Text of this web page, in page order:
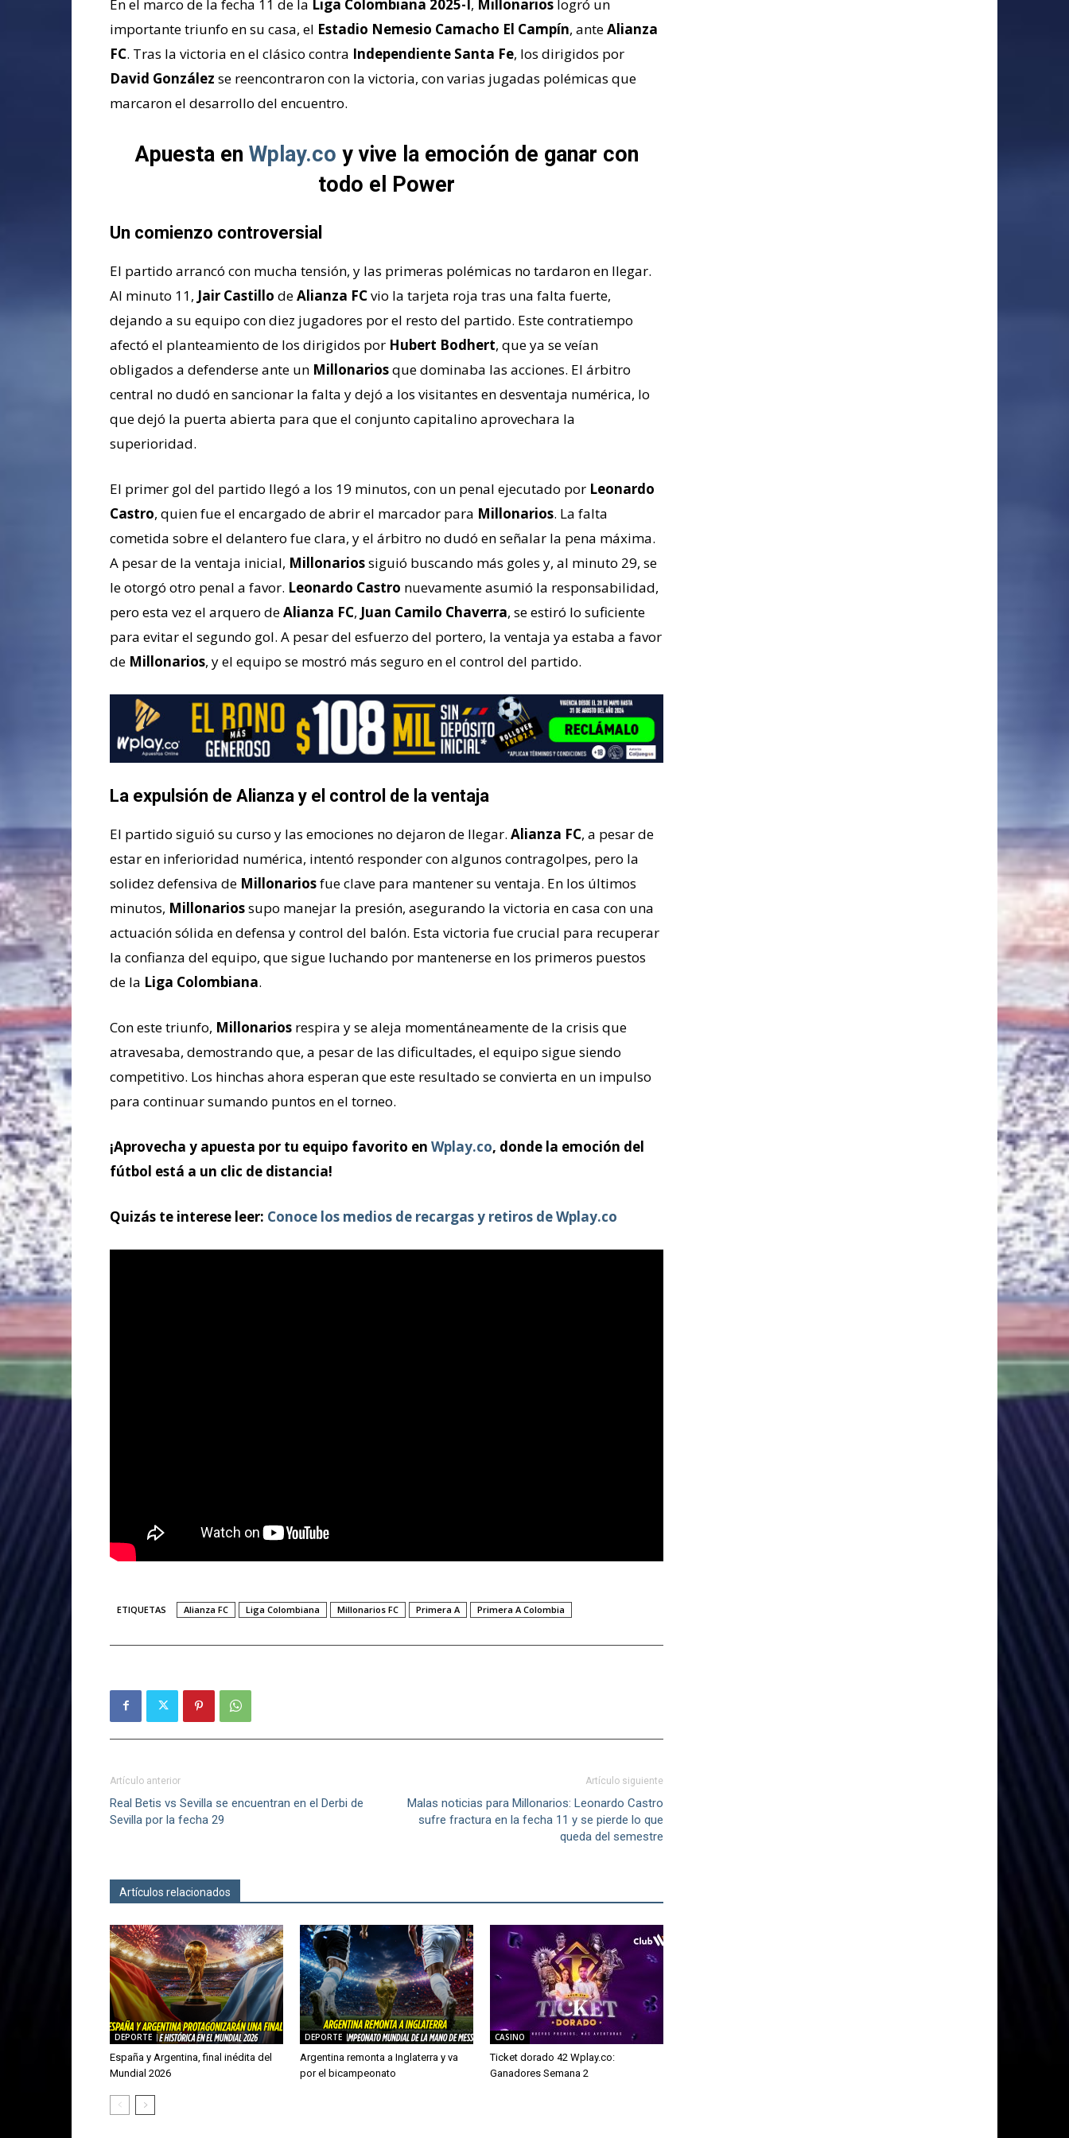
En el marco de la fecha 11 de la Liga Colombiana 2025-I , Millonarios logró un
importante triunfo en su casa, el Estadio Nemesio Camacho El Campín, anteAlianza
FC. Tras la victoria en el clásico contra Independiente Santa Fe, los dirigidos por
David González se reencontraron con la victoria, con varias jugadas polémicas que
marcaron el desarrollo del encuentro.
Apuesta en Wplay.co y vive la emoción de ganar con
todo el Power
Un comienzo controversial
El partido arrancó con mucha tensión, y las primeras polémicas no tardaron en llegar.
Al minuto 11, Jair Castillo deAlianza FCvio la tarjeta roja tras una falta fuerte,
dejando a su equipo con diez jugadores por el resto del partido. Este contratiempo
afectó el planteamiento de los dirigidos por Hubert Bodhert, que ya se veían
obligados a defenderse ante un Millonariosque dominaba las acciones. El árbitro
central no dudó en sancionar la falta y dejó a los visitantes en desventaja numérica, lo
que dejó la puerta abierta para que el conjunto capitalino aprovechara la
superioridad.
El primer gol del partido llegó a los 19 minutos, con un penal ejecutado por Leonardo
Castro, quien fue el encargado de abrir el marcador para Millonarios. La falta
cometida sobre el delantero fue clara, y el árbitro no dudó en señalar la pena máxima.
A pesar de la ventaja inicial, Millonariossiguió buscando más goles y, al minuto 29, se
le otorgó otro penal a favor. Leonardo Castro nuevamente asumió la responsabilidad,
pero esta vez el arquero deAlianza FC, Juan Camilo Chaverra, se estiró lo suficiente
para evitar el segundo gol. A pesar del esfuerzo del portero, la ventaja ya estaba a favor
de Millonarios, y el equipo se mostró más seguro en el control del partido.
La expulsión de Alianza y el control de la ventaja
El partido siguió su curso y las emociones no dejaron de llegar. Alianza FC, a pesar de
estar en inferioridad numérica, intentó responder con algunos contragolpes, pero la
solidez defensiva de Millonariosfue clave para mantener su ventaja. En los últimos
minutos, Millonariossupo manejar la presión, asegurando la victoria en casa con una
actuación sólida en defensa y control del balón. Esta victoria fue crucial para recuperar
la confianza del equipo, que sigue luchando por mantenerse en los primeros puestos
de la Liga Colombiana.
Con este triunfo, Millonarios respira y se aleja momentáneamente de la crisis que
atravesaba, demostrando que, a pesar de las dificultades, el equipo sigue siendo
competitivo. Los hinchas ahora esperan que este resultado se convierta en un impulso
para continuar sumando puntos en el torneo.
¡Aprovecha y apuesta por tu equipo favorito en Wplay.co, donde la emoción del
fútbol está a un clic de distancia!
Quizás te interese leer: Conoce los medios de recargas y retiros de Wplay.co
ETIQUETAS Alianza FC Liga Colombiana Millonarios FC Primera A Primera A Colombia
Artículo anterior
Real Betis vs Sevilla se encuentran en el Derbi de
Sevilla por la fecha 29
Artículo siguiente
Malas noticias para Millonarios: Leonardo Castro
sufre fractura en la fecha 11 y se pierde lo que
queda del semestre
Artículos relacionados
DEPORTE
España y Argentina, final inédita del
Mundial 2026
DEPORTE
Argentina remonta a Inglaterra y va
por el bicampeonato
CASINO
Ticket dorado 42 Wplay.co:
Ganadores Semana 2